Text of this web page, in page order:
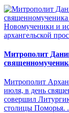
Новомученики и
архангельской
Митрополит
Митрополит
июля, в день
совершил
столицы Поморья.